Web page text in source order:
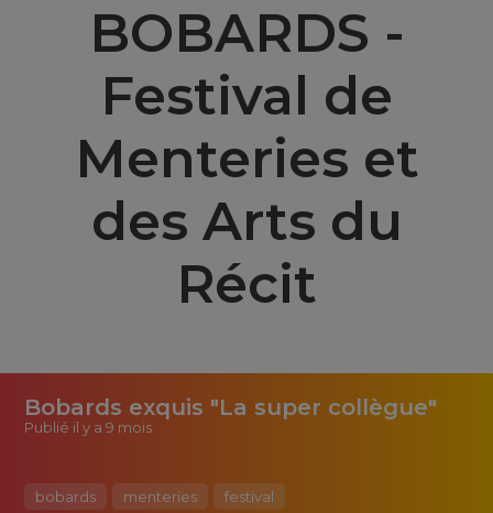
BOBARDS -
Festival de
Menteries et
des Arts du
Récit
Bobards exquis "La super collègue"
Publié il y a 9 mois
bobards menteries festival